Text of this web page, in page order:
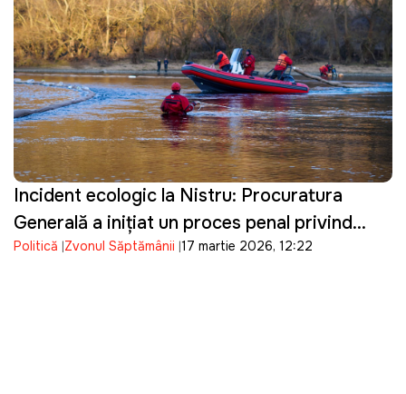
Incident ecologic la Nistru: Procuratura
Generală a inițiat un proces penal privind
poluarea râului
Politică Zvonul Săptămânii 17 martie 2026, 12:22